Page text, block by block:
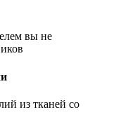
вы не
из тканей со